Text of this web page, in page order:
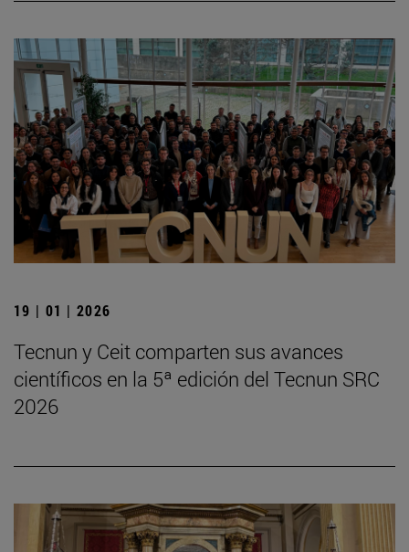
19 | 01 | 2026
Tecnun y Ceit comparten sus avances
científicos en la 5ª edición del Tecnun SRC
2026